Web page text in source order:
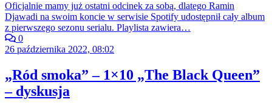
Oficjalnie mamy już ostatni odcinek za sobą, dlatego Ramin
Djawadi na swoim koncie w serwisie Spotify udostępnił cały album
z pierwszego sezonu serialu. Playlista zawiera…
0
26 października 2022, 08:02
„Ród smoka” – 1×10 „The Black Queen”
– dyskusja